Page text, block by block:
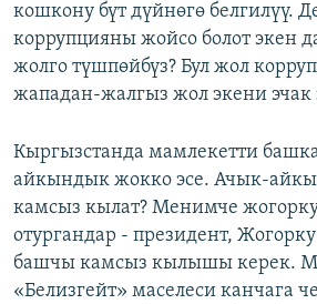
кошкону бүт дүйнөгө белгилүү.
коррупцияны жойсо болот экен
жолго түшпөйбүз? Бул жол
жападан-жалгыз жол экени эчак
Кыргызстанда мамлекетти
айкындык жокко эсе. Ачык-
камсыз кылат? Менимче
отургандар - президент,
башчы камсыз кылышы керек.
«Белизгейт» маселеси канчага